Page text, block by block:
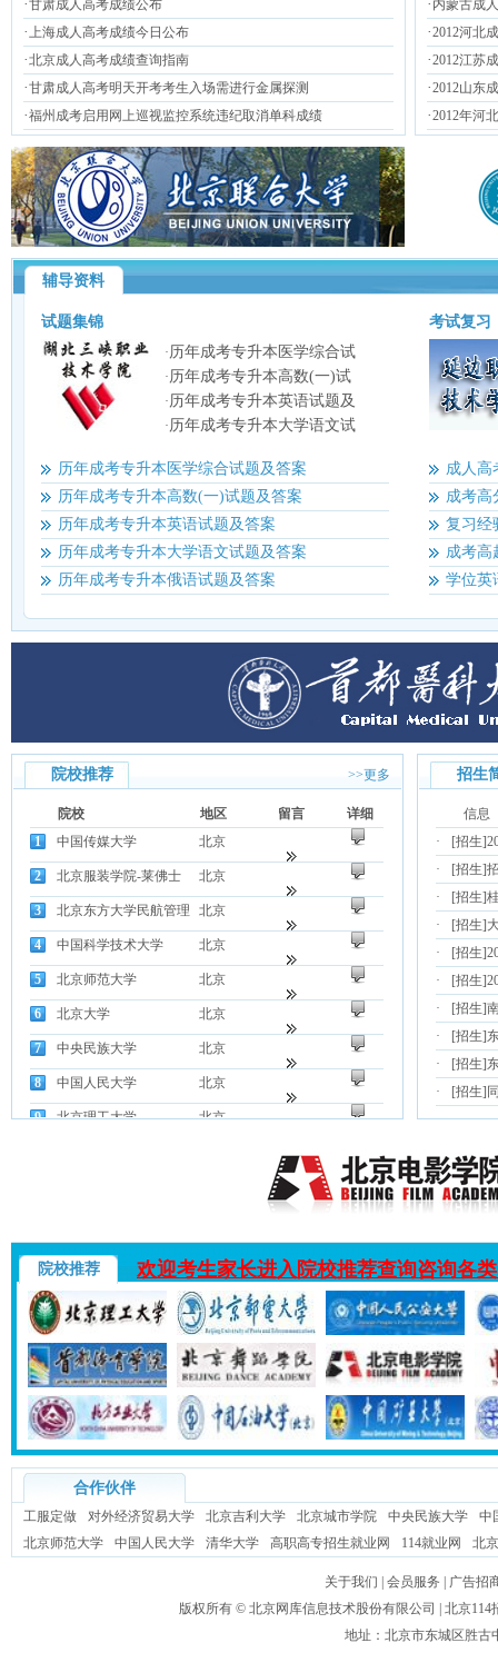
·甘肃成人高考成绩公布
·上海成人高考成绩今日公布
·北京成人高考成绩查询指南
·甘肃成人高考明天开考考生入场需进行金属探测
·福州成考启用网上巡视监控系统违纪取消单科成绩
· 内蒙古成
·2012河北
·2012江苏
·2012山东
·2012年河
辅导资料
试题集锦
·历年成考专升本医学综合试
·历年成考专升本高数(一)试
·历年成考专升本英语试题及
·历年成考专升本大学语文试
历年成考专升本医学综合试题及答案
历年成考专升本高数(一)试题及答案
历年成考专升本英语试题及答案
历年成考专升本大学语文试题及答案
历年成考专升本俄语试题及答案
考试复习
成人高
成考高
复习经
成考高
学位英
院校推荐 >>更多
院校 地区 留言
详细
1
中国传媒大学 北京
2 北京服装学院-莱佛士 北京
3 北京东方大学民航管理 北京
4 中国科学技术大学 北京
5 北京师范大学 北京
6 北京大学 北京
7 中央民族大学 北京
8 中国人民大学 北京
9 北京理工大学 北京
招生
信息
·
[招生]
·
[招生]
·
[招生]
·
[招生]
·
[招生]
·
[招生]
·
[招生]
·
[招生]
·
[招生]
·
[招生]
院校推荐 欢迎考生家长进入院校推荐查询咨询各
合作伙伴
工服定做 对外经济贸易大学 北京吉利大学 北京城市学院 中央民族大学
中
北京师范大学
中国人民大学 清华大学 高职高专招生就业网 114就业网 北
关于我们 会员服务
广告招
版权所有 © 北京网库信息技术股份有限公司
| 北京
地址：北京市东城区胜